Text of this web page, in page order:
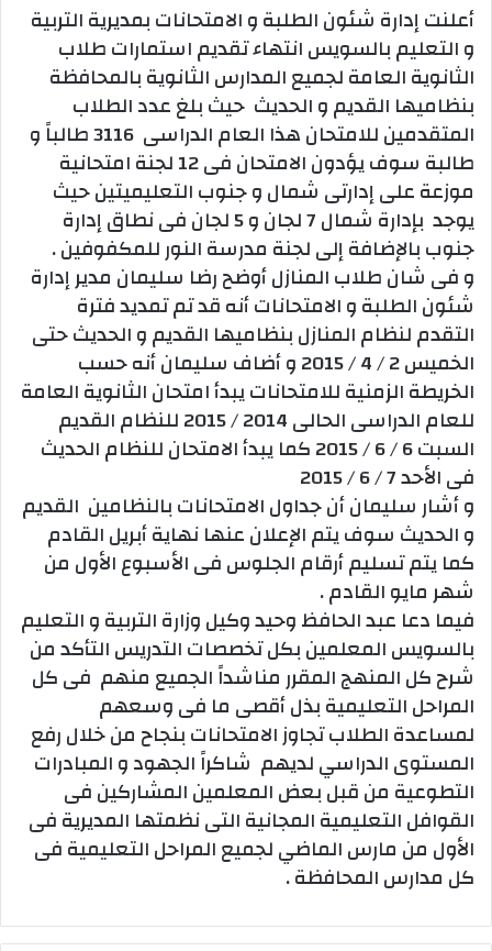
أعلنت إدارة شئون الطلبة و الامتحانات بمديرية التربية
و التعليم بالسويس انتهاء تقديم استمارات طلاب
الثانوية العامة لجميع المدارس الثانوية بالمحافظة
بنظاميها القديم و الحديث حيث بلغ عدد الطلاب
المتقدمين للامتحان هذا العام الدراسى 3116 طالباً و
طالبة سوف يؤدون الامتحان فى 12 لجنة امتحانية
موزعة على إدارتى شمال و جنوب التعليميتين حيث
يوجد بإدارة شمال 7 لجان و 5 لجان فى نطاق إدارة
جنوب بالإضافة إلى لجنة مدرسة النور للمكفوفين .
و فى شان طلاب المنازل أوضح رضا سليمان مدير إدارة
شئون الطلبة و الامتحانات أنه قد تم تمديد فترة
التقدم لنظام المنازل بنظاميها القديم و الحديث حتى
الخميس 2 / 4 / 2015 و أضاف سليمان أنه حسب
الخريطة الزمنية للامتحانات يبدأ امتحان الثانوية العامة
للعام الدراسى الحالى 2014 / 2015 للنظام القديم
السبت 6 / 6 / 2015 كما يبدأ الامتحان للنظام الحديث
فى الأحد 7 / 6 / 2015
و أشار سليمان أن جداول الامتحانات بالنظامين القديم
و الحديث سوف يتم الإعلان عنها نهاية أبريل القادم
كما يتم تسليم أرقام الجلوس فى الأسبوع الأول من
شهر مايو القادم .
فيما دعا عبد الحافظ وحيد وكيل وزارة التربية و التعليم
بالسويس المعلمين بكل تخصصات التدريس التأكد من
شرح كل المنهج المقرر مناشداً الجميع منهم فى كل
المراحل التعليمية بذل أقصى ما فى وسعهم
لمساعدة الطلاب تجاوز الامتحانات بنجاح من خلال رفع
المستوى الدراسي لديهم شاكراً الجهود و المبادرات
التطوعية من قبل بعض المعلمين المشاركين فى
القوافل التعليمية المجانية التى نظمتها المديرية فى
الأول من مارس الماضي لجميع المراحل التعليمية فى
كل مدارس المحافظة .